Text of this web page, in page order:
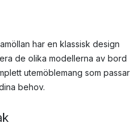
har en klassisk design
de olika modellerna av bord
utemöblemang som passar
behov.